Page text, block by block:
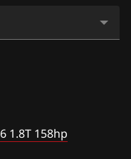
6 1.8T 158hp